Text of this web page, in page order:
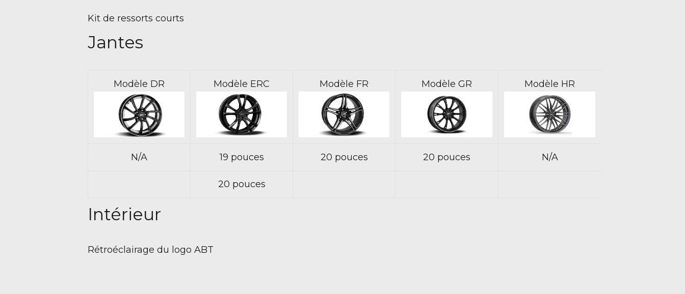
Kit de ressorts courts
Jantes
Modèle DR Modèle ERC Modèle FR Modèle GR Modèle HR
N/A 19 pouces 20 pouces 20 pouces N/A
20 pouces
Intérieur
Rétroéclairage du logo ABT